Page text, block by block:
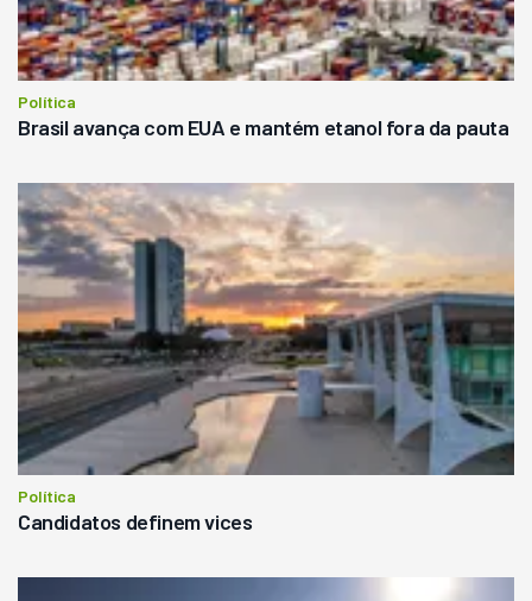
Política
Brasil avança com EUA e mantém etanol fora da pauta
Política
Candidatos definem vices